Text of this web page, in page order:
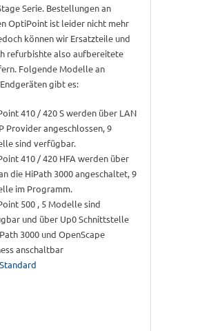
Serie. Bestellungen an
OptiPoint ist leider nicht mehr
können wir Ersatzteile und
refurbishte also aufbereitete
Folgende Modelle an
gibt es:
410 / 420 S werden über LAN
Provider angeschlossen, 9
sind verfügbar.
410 / 420 HFA werden über
die HiPath 3000 angeschaltet, 9
im Programm.
500 , 5 Modelle sind
und über Up0 Schnittstelle
3000 und OpenScape
anschaltbar